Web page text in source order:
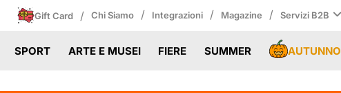
Gift Card / Chi Siamo / Integrazioni / Magazine / Servizi B2B
SPORT ARTE E MUSEI FIERE SUMMER AUTUNNO